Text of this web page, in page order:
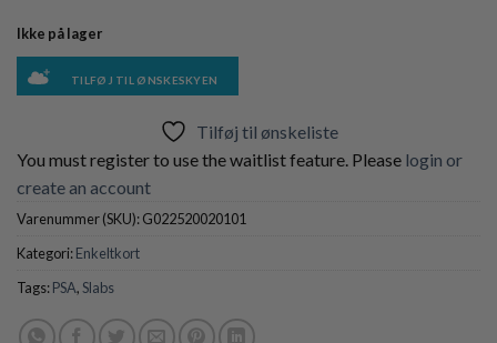
Ikke på lager
TILFØJ TIL ØNSKESKYEN
Tilføj til ønskeliste
You must register to use the waitlist feature. Please login or
create an account
Varenummer (SKU):G022520020101
Kategori:Enkeltkort
Tags:PSA,Slabs